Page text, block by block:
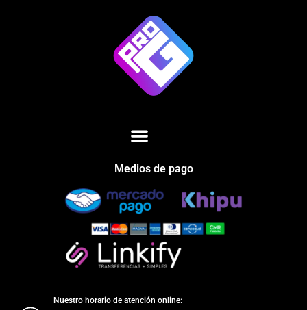
Medios de pago
Nuestro horario de atención online: